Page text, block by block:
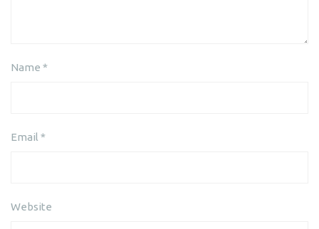
Name *
Email *
Website